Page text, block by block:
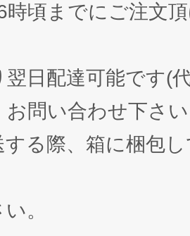
時頃までにご注文
日配達可能です(
お問い合わせ下さ
する際、箱に梱包
。